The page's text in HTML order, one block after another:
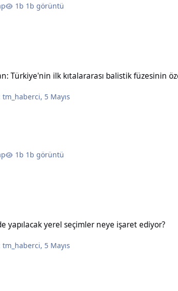
1b görüntü
Türkiye'nin ilk kıtalararası balistik füzesinin
tm_haberci, 5 Mayıs
1b görüntü
yapılacak yerel seçimler neye işaret ediyor?
tm_haberci, 5 Mayıs